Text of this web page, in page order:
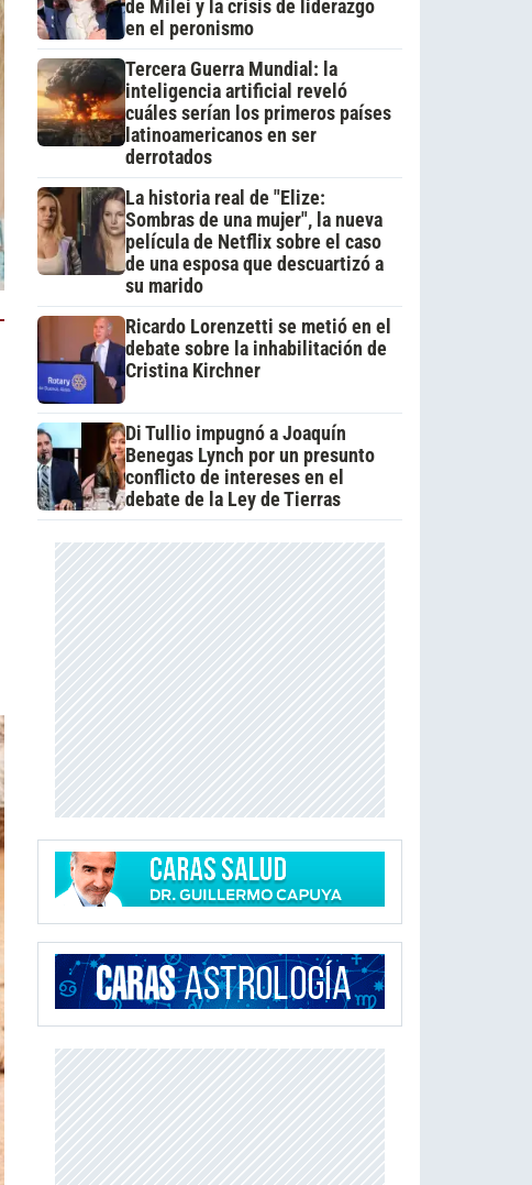
de Milei y la crisis de liderazgo
en el peronismo
Tercera Guerra Mundial: la
inteligencia artificial reveló
cuáles serían los primeros países
latinoamericanos en ser
derrotados
La historia real de "Elize:
Sombras de una mujer", la nueva
película de Netflix sobre el caso
de una esposa que descuartizó a
su marido
Ricardo Lorenzetti se metió en el
debate sobre la inhabilitación de
Cristina Kirchner
Di Tullio impugnó a Joaquín
Benegas Lynch por un presunto
conflicto de intereses en el
debate de la Ley de Tierras